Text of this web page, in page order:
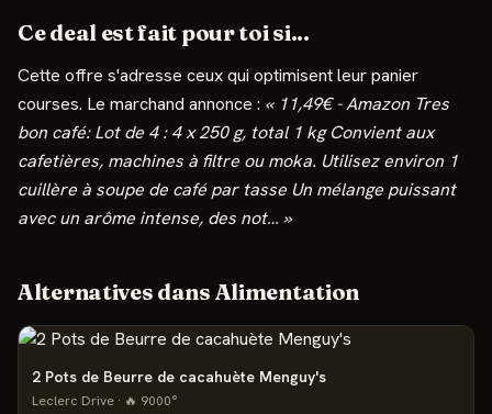
Ce deal est fait pour toi si...
Cette offre s'adresse ceux qui optimisent leur panier
courses. Le marchand annonce : « 11,49€ - Amazon Tres
bon café: Lot de 4 : 4 x 250 g, total 1 kg Convient aux
cafetières, machines à filtre ou moka. Utilisez environ 1
cuillère à soupe de café par tasse Un mélange puissant
avec un arôme intense, des not… »
Alternatives dans Alimentation
2 Pots de Beurre de cacahuète Menguy's
Leclerc Drive · 🔥 9000°